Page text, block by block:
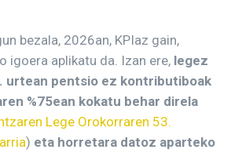
bezala, 2026an, KPIaz gain,
igoera aplikatu da. Izan ere, legez
urtean pentsio ez kontributiboak
%75ean kokatu behar direla
Lege Orokorraren 53.
) eta horretara datoz aparteko